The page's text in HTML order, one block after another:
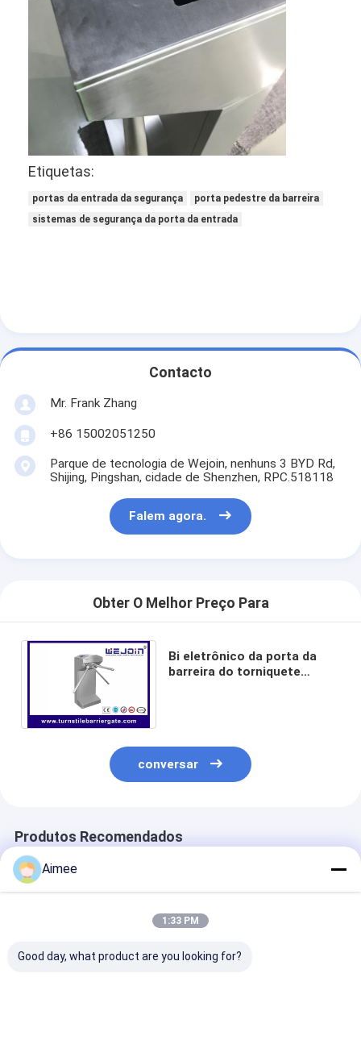
Visita à fábrica
Controle de qualidade
Notícias
Casos
Falem agora.
Barreira de portais de pedágio
Porta da barreira da Não-mola
Portas do cerco flap
Catraca Altura total
Sliding Gate Motor
Etiquetas:
portas da entrada da segurança
porta pedestre da barreira
sistemas de segurança da porta da entrada
Contacto
Mr. Frank Zhang
+86 15002051250
Parque de tecnologia de Wejoin, nenhuns 3 BYD Rd,
Shijing, Pingshan, cidade de Shenzhen, RPC.518118
Falem agora.
Obter O Melhor Preço Para
Bi eletrônico da porta da
barreira do torniquete
conversar
Produtos Recomendados
Aimee
1:33 PM
Good day, what product are you looking for?